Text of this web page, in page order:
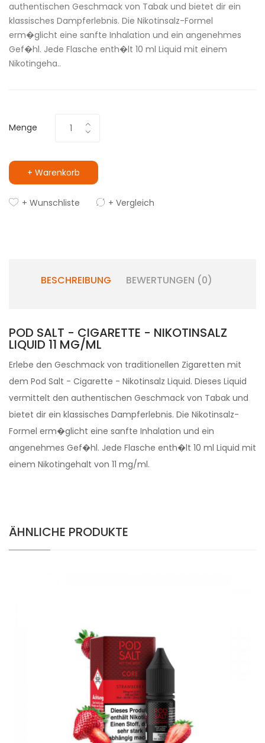
authentischen Geschmack von Tabak und bietet dir ein
klassisches Dampferlebnis. Die Nikotinsalz-Formel
erm�glicht eine sanfte Inhalation und ein angenehmes
Gef�hl. Jede Flasche enth�lt 10 ml Liquid mit einem
Nikotingeha..
Menge
+ Warenkorb
+ Wunschliste + Vergleich
BESCHREIBUNG BEWERTUNGEN (0)
POD SALT - CIGARETTE - NIKOTINSALZ
LIQUID 11 MG/ML
Erlebe den Geschmack von traditionellen Zigaretten mit
dem Pod Salt - Cigarette - Nikotinsalz Liquid. Dieses Liquid
vermittelt den authentischen Geschmack von Tabak und
bietet dir ein klassisches Dampferlebnis. Die Nikotinsalz-
Formel erm�glicht eine sanfte Inhalation und ein
angenehmes Gef�hl. Jede Flasche enth�lt 10 ml Liquid mit
einem Nikotingehalt von 11 mg/ml.
ÄHNLICHE PRODUKTE